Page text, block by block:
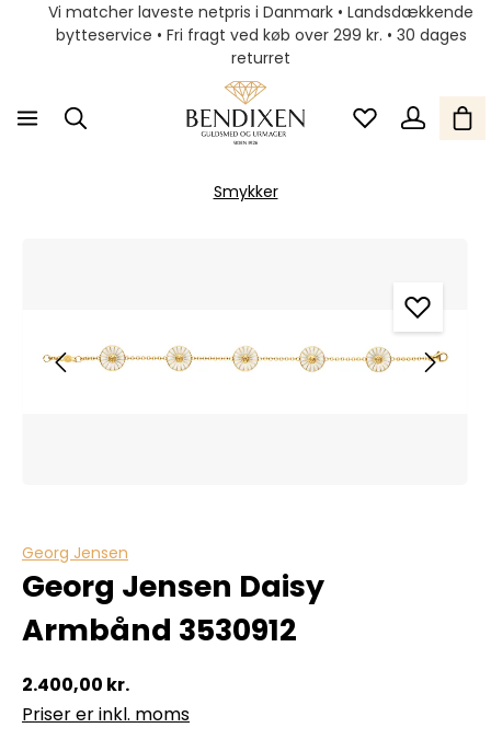
Vi matcher laveste netpris i Danmark • Landsdækkende
bytteservice • Fri fragt ved køb over 299 kr. • 30 dages
returret
Smykker
Georg Jensen
Georg Jensen Daisy
Armbånd 3530912
2.400,00 kr.
Priser er inkl. moms